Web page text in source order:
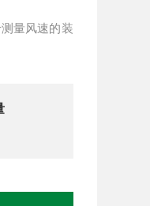
量风速的装